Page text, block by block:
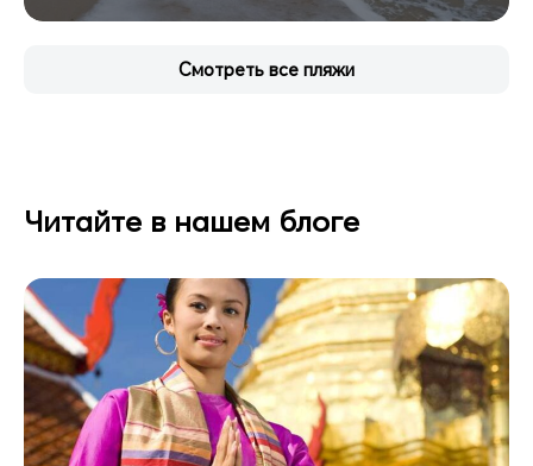
Смотреть все пляжи
Читайте в нашем блоге